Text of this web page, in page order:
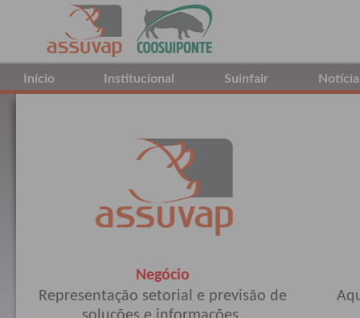
Início Institucional Suinfair
Negócio
Representação setorial e previsão de